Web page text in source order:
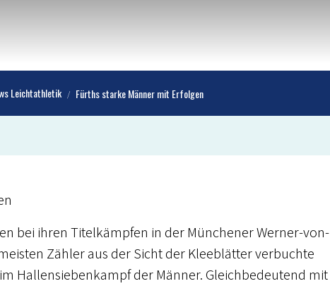
Leichtathletik Fürths starke Männer mit Erfolgen
bei ihren Titelkämpfen in der Münchener Werner-von-
Zähler aus der Sicht der Kleeblätter verbuchte
Hallensiebenkampf der Männer. Gleichbedeutend mit